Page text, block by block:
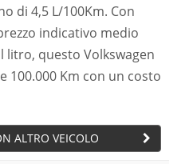
di 4,5 L/100Km. Con
indicativo medio
litro, questo Volkswagen
100.000 Km con un costo
ALTRO VEICOLO